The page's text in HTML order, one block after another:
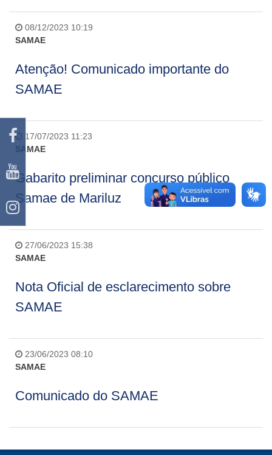
08/12/2023 10:19
SAMAE
Atenção! Comunicado importante do
SAMAE
17/07/2023 11:23
SAMAE
Gabarito preliminar concurso público
Samae de Mariluz
27/06/2023 15:38
SAMAE
Nota Oficial de esclarecimento sobre
SAMAE
23/06/2023 08:10
SAMAE
Comunicado do SAMAE